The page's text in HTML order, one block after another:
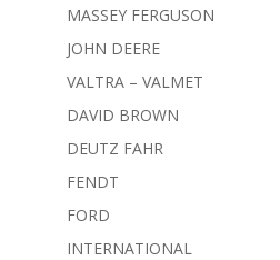
MASSEY FERGUSON
JOHN DEERE
VALTRA – VALMET
DAVID BROWN
DEUTZ FAHR
FENDT
FORD
INTERNATIONAL